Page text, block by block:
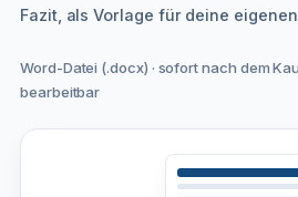
Fazit, als Vorlage für deine
Word-Datei (.docx) · sofort nach dem
bearbeitbar